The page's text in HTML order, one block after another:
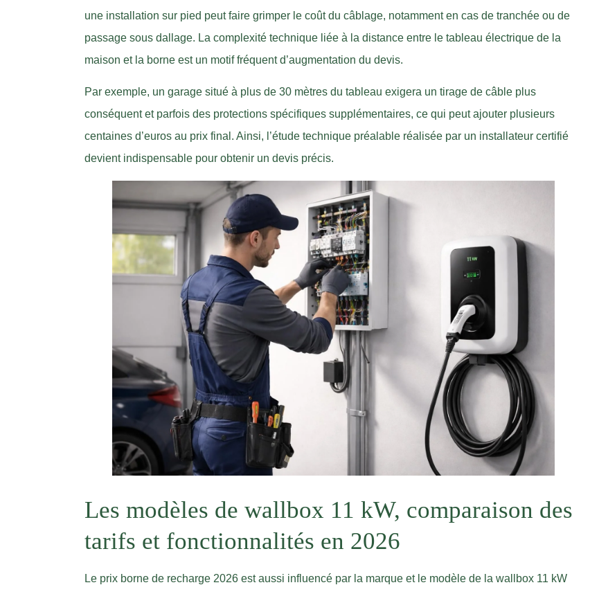
une installation sur pied peut faire grimper le coût du câblage, notamment en cas de tranchée ou de
passage sous dallage. La complexité technique liée à la distance entre le tableau électrique de la
maison et la borne est un motif fréquent d’augmentation du devis.
Par exemple, un garage situé à plus de 30 mètres du tableau exigera un tirage de câble plus
conséquent et parfois des protections spécifiques supplémentaires, ce qui peut ajouter plusieurs
centaines d’euros au prix final. Ainsi, l’étude technique préalable réalisée par un installateur certifié
devient indispensable pour obtenir un devis précis.
Les modèles de wallbox 11 kW, comparaison des
tarifs et fonctionnalités en 2026
Le prix borne de recharge 2026 est aussi influencé par la marque et le modèle de la wallbox 11 kW